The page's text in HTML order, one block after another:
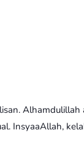
Alhamdulillah
InsyaaAllah,